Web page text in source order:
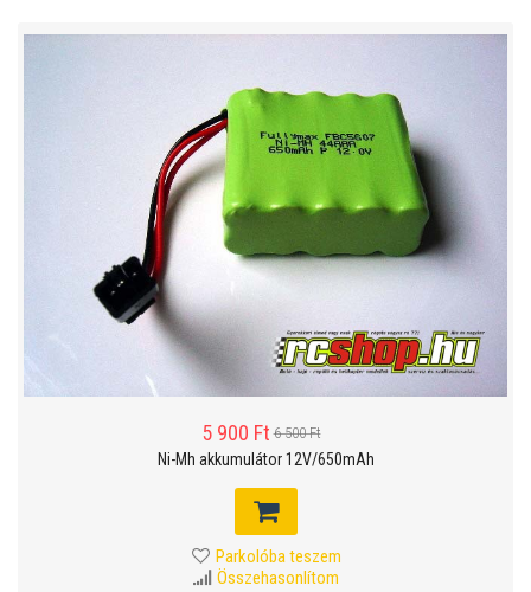
5 900 Ft 6 500 Ft
Ni-Mh akkumulátor 12V/650mAh
Parkolóba teszem
Összehasonlítom